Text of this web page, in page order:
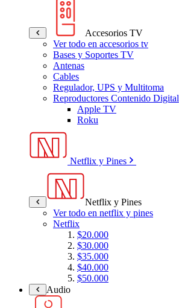
Accesorios TV
Ver todo en accesorios tv
Bases y Soportes TV
Antenas
Cables
Regulador, UPS y Multitoma
Reproductores Contenido Digital
Apple TV
Roku
Netflix y Pines
Netflix y Pines
Ver todo en netflix y pines
Netflix
$20.000
$30.000
$35.000
$40.000
$50.000
Audio